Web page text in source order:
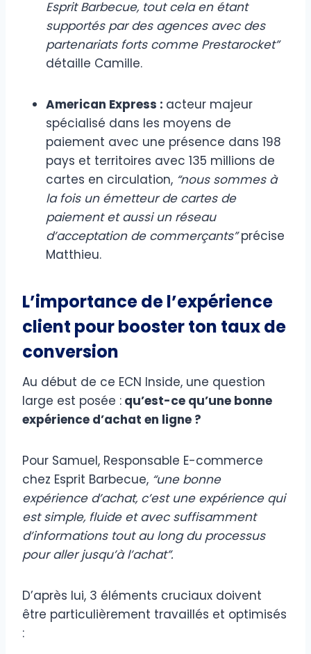
Esprit Barbecue, tout cela en étant
supportés par des agences avec des
partenariats forts comme Prestarocket”
détaille Camille.
American Express : acteur majeur
spécialisé dans les moyens de
paiement avec une présence dans 198
pays et territoires avec 135 millions de
cartes en circulation, “nous sommes à
la fois un émetteur de cartes de
paiement et aussi un réseau
d’acceptation de commerçants”précise
Matthieu.
L’importance de l’expérience
client pour booster ton taux de
conversion
Au début de ce ECN Inside, une question
large est posée : qu’est-ce qu’une bonne
expérience d’achat en ligne ?
Pour Samuel, Responsable E-commerce
chez Esprit Barbecue, “une bonne
expérience d’achat, c’est une expérience qui
est simple, fluide et avec suffisamment
d’informations tout au long du processus
pour aller jusqu’à l’achat”.
D’après lui, 3 éléments cruciaux doivent
être particulièrement travaillés et optimisés
: